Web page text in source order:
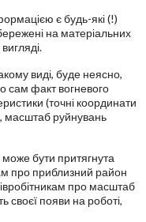
є будь-які (!)
на матеріальних
виді, буде неясно,
сам факт вогневого
(точні координати
масштаб руйнувань
може бути притягнута
про приблизний район
про масштаб
своєї появи на роботі,